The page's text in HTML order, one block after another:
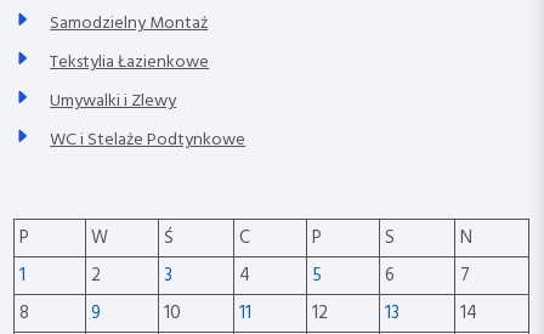
Samodzielny Montaż
Tekstylia Łazienkowe
Umywalki i Zlewy
WC i Stelaże Podtynkowe
P W Ś C P S
N
1
2 3 4 5 6
7
8
9 10 11 12 13
14